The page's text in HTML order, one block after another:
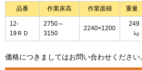
品番 作業床高 作業面積 重量
12-
19ＲＤ
2750～
3150
2240×1200
249
㎏
価格につきましてはお問い合わせください